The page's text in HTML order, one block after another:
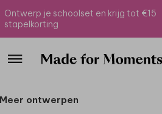
Ontwerp je schoolset en krijg tot €15
stapelkorting
Meer ontwerpen